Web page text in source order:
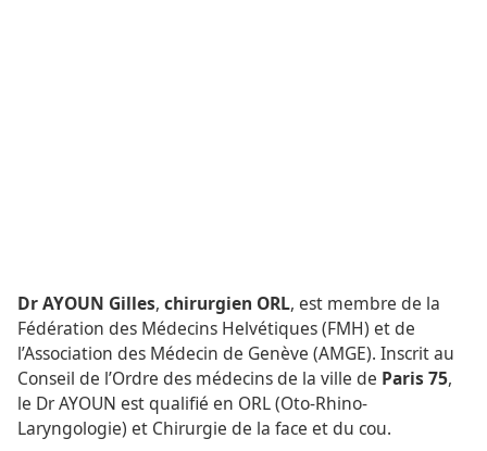
Dr AYOUN Gilles, chirurgien ORL, est membre de la
Fédération des Médecins Helvétiques (FMH) et de
l’Association des Médecin de Genève (AMGE). Inscrit au
Conseil de l’Ordre des médecins de la ville de Paris 75,
le Dr AYOUN est qualifié en ORL (Oto-Rhino-
Laryngologie) et Chirurgie de la face et du cou.